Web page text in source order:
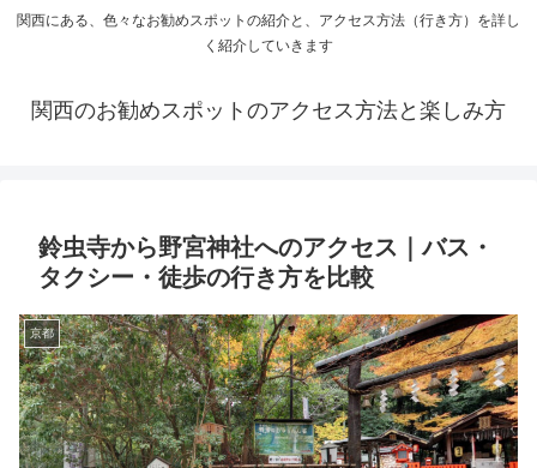
関西にある、色々なお勧めスポットの紹介と、アクセス方法（行き方）を詳し
く紹介していきます
関西のお勧めスポットのアクセス方法と楽しみ方
鈴虫寺から野宮神社へのアクセス｜バス・
タクシー・徒歩の行き方を比較
京都